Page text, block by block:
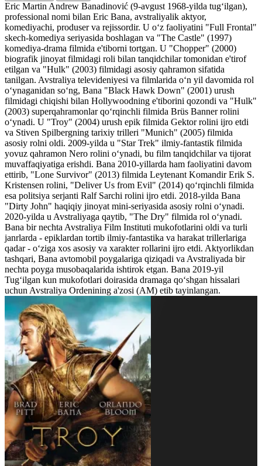
Eric Martin Andrew Banadinović (9-avgust 1968-yilda tug‘ilgan),
professional nomi bilan Eric Bana, avstraliyalik aktyor,
komediyachi, produser va rejissordir. U o‘z faoliyatini "Full Frontal"
skech-komediya seriyasida boshlagan va "The Castle" (1997)
komediya-drama filmida e'tiborni tortgan. U "Chopper" (2000)
biografik jinoyat filmidagi roli bilan tanqidchilar tomonidan e'tirof
etilgan va "Hulk" (2003) filmidagi asosiy qahramon sifatida
tanilgan. Avstraliya televideniyesi va filmlarida o‘n yil davomida rol
o‘ynaganidan so‘ng, Bana "Black Hawk Down" (2001) urush
filmidagi chiqishi bilan Hollywoodning e'tiborini qozondi va "Hulk"
(2003) superqahramonlar qo‘rqinchli filmida Brüs Banner rolini
o‘ynadi. U "Troy" (2004) urush epik filmida Gektor rolini ijro etdi
va Stiven Spilbergning tarixiy trilleri "Munich" (2005) filmida
asosiy rolni oldi. 2009-yilda u "Star Trek" ilmiy-fantastik filmida
yovuz qahramon Nero rolini o‘ynadi, bu film tanqidchilar va tijorat
muvaffaqiyatiga erishdi. Bana 2010-yillarda ham faoliyatini davom
ettirib, "Lone Survivor" (2013) filmida Leytenant Komandir Erik S.
Kristensen rolini, "Deliver Us from Evil" (2014) qo‘rqinchli filmida
esa politsiya serjanti Ralf Sarchi rolini ijro etdi. 2018-yilda Bana
"Dirty John" haqiqiy jinoyat mini-seriyasida asosiy rolni o‘ynadi.
2020-yilda u Avstraliyaga qaytib, "The Dry" filmida rol o‘ynadi.
Bana bir nechta Avstraliya Film Instituti mukofotlarini oldi va turli
janrlarda - epiklardan tortib ilmiy-fantastika va harakat trillerlariga
qadar - o‘ziga xos asosiy va xarakter rollarini ijro etdi. Aktyorlikdan
tashqari, Bana avtomobil poygalariga qiziqadi va Avstraliyada bir
nechta poyga musobaqalarida ishtirok etgan. Bana 2019-yil
Tug‘ilgan kun mukofotlari doirasida dramaga qo‘shgan hissalari
uchun Avstraliya Ordenining a'zosi (AM) etib tayinlangan.